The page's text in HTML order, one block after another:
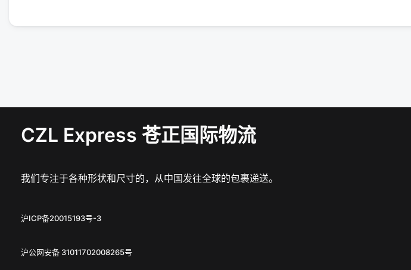
CZL Express 苍正国际物流
我们专注于各种形状和尺寸的，从中国发往全球的包裹递送。
沪ICP备20015193号-3
沪公网安备 31011702008265号